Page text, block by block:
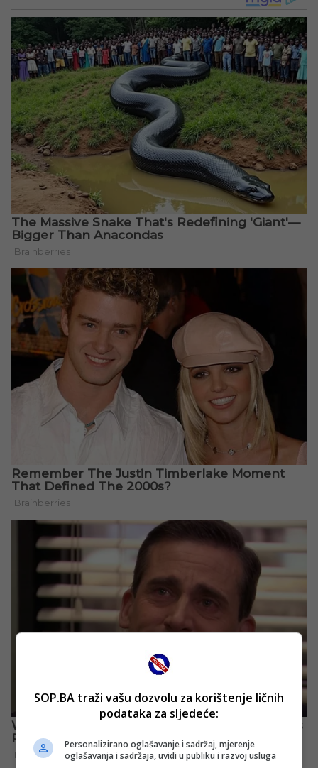
SOP.BA traži vašu dozvolu za korištenje ličnih
podataka za sljedeće:
Personalizirano oglašavanje i sadržaj, mjerenje
oglašavanja i sadržaja, uvidi u publiku i razvoj usluga